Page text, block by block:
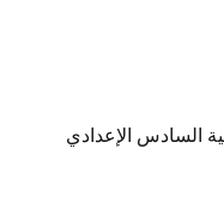
السادس الإعدادي